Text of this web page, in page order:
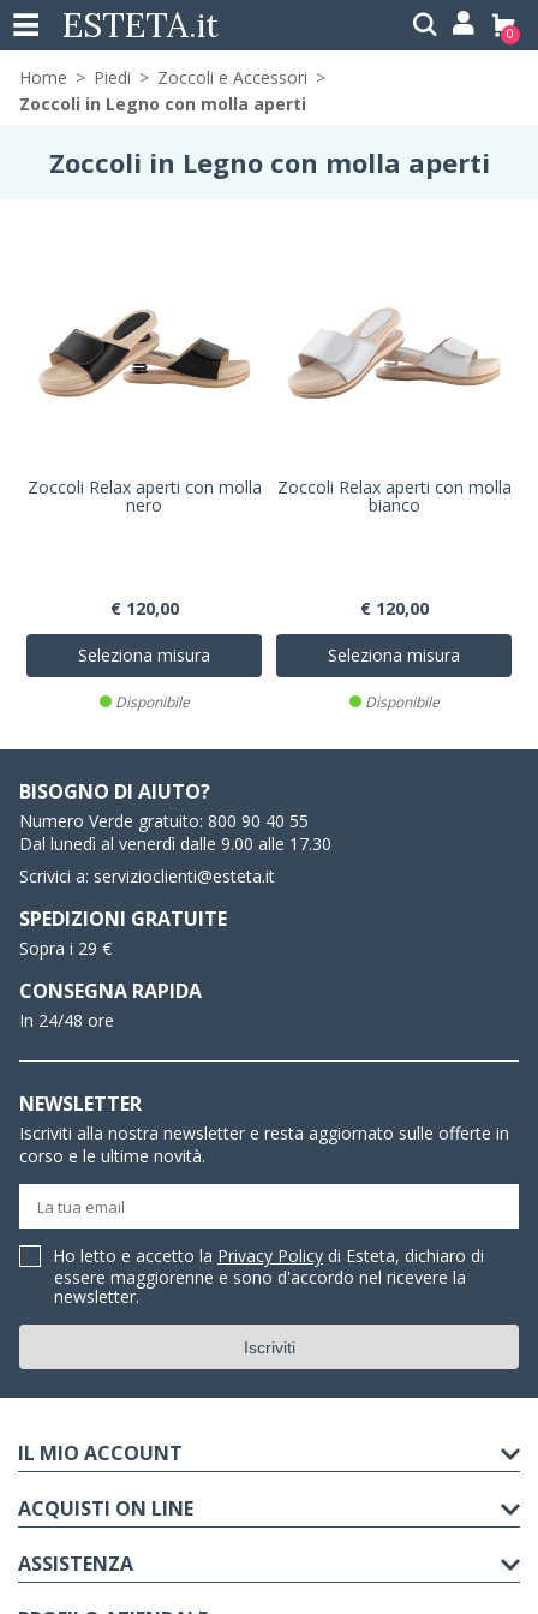
ESTETA.it 0
Home Piedi
Zoccoli e Accessori
Zoccoli in Legno con molla aperti
Zoccoli in Legno con molla aperti
Zoccoli Relax aperti con molla
nero
€ 120,00
Seleziona misura
Disponibile
Zoccoli Relax aperti con molla
bianco
€ 120,00
Seleziona misura
Disponibile
BISOGNO DI AIUTO?
Numero Verde gratuito: 800 90 40 55
Dal lunedì al venerdì dalle 9.00 alle 17.30
Scrivici a: servizioclienti@esteta.it
SPEDIZIONI GRATUITE
Sopra i 29 €
CONSEGNA RAPIDA
In 24/48 ore
NEWSLETTER
Iscriviti alla nostra newsletter e resta aggiornato sulle offerte in
corso e le ultime novità.
Ho letto e accetto la Privacy Policy di Esteta, dichiaro di
essere maggiorenne e sono d'accordo nel ricevere la
newsletter.
IL MIO ACCOUNT
ACQUISTI ON LINE
ASSISTENZA